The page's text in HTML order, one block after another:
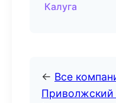
Калуга
← Все
Приволжский